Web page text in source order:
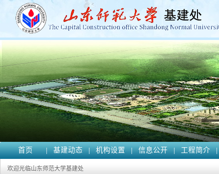
首页 | 基建动态 | 机构设置 | 信息公开 | 工程简介 |
欢迎光临山东师范大学基建处